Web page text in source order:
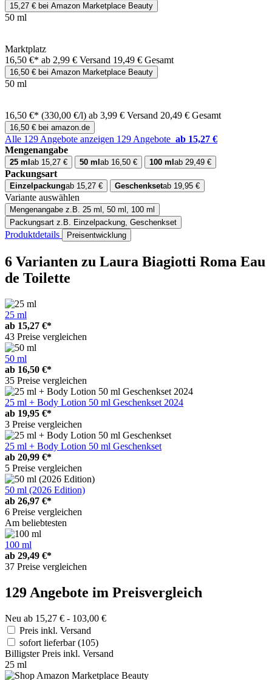
15,27 € bei Amazon Marketplace Beauty
50 ml
Marktplatz
16,50 €* ab 2,99 € Versand 19,49 € Gesamt
16,50 € bei Amazon Marketplace Beauty
50 ml
16,50 €* (330,00 €/l) ab 3,99 € Versand 20,49 € Gesamt
16,50 € bei amazon.de
Alle 129 Angebote anzeigen 129 Angebote ab 15,27 €
Mengenangabe
25 ml ab 15,27 € 50 ml ab 16,50 € 100 ml ab 29,49 €
Packungsart
Einzelpackungab 15,27 € Geschenksetab 19,95 €
Variante auswählen
Mengenangabe z.B. 25 ml, 50 ml, 100 ml
Packungsart z.B. Einzelpackung, Geschenkset
Produktdetails Preisentwicklung
6 Varianten zu Laura Biagiotti Roma Eau
de Toilette
25 ml
ab 15,27 €*
43 Preise vergleichen
50 ml
ab 16,50 €*
35 Preise vergleichen
25 ml + Body Lotion 50 ml Geschenkset 2024
ab 19,95 €*
3 Preise vergleichen
25 ml + Body Lotion 50 ml Geschenkset
ab 20,99 €*
5 Preise vergleichen
50 ml (2026 Edition)
ab 26,97 €*
6 Preise vergleichen
Am beliebtesten
100 ml
ab 29,49 €*
37 Preise vergleichen
129 Angebote im Preisvergleich
Neu ab 15,27 € - 103,00 €
Preis inkl. Versand
sofort lieferbar(105)
Billigster Preis inkl. Versand
25 ml